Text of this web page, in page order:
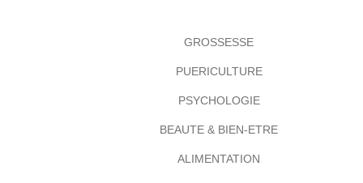
GROSSESSE
PUERICULTURE
PSYCHOLOGIE
BEAUTE & BIEN-ETRE
ALIMENTATION